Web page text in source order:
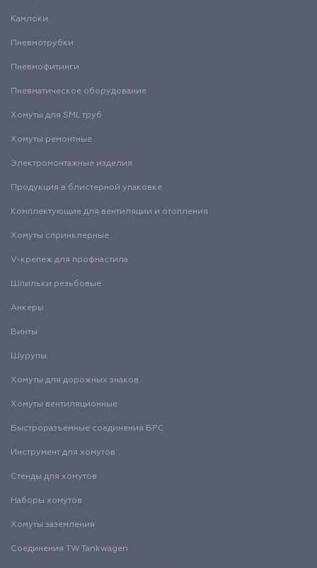
Камлоки
Пневмотрубки
Пневмофитинги
Пневматическое оборудование
Хомуты для SML труб
Хомуты ремонтные
Электромонтажные изделия
Продукция в блистерной упаковке
Комплектующие для вентиляции и отопления
Хомуты спринклерные
V-крепеж для профнастила
Шпильки резьбовые
Анкеры
Винты
Шурупы
Хомуты для дорожных знаков
Хомуты вентиляционные
Быстроразъемные соединения БРС
Инструмент для хомутов
Стенды для хомутов
Наборы хомутов
Хомуты заземления
Соединения TW Tankwagen